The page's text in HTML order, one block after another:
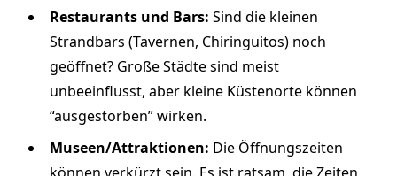
Restaurants und Bars: Sind die kleinen
Strandbars (Tavernen, Chiringuitos) noch
geöffnet? Große Städte sind meist
unbeeinflusst, aber kleine Küstenorte können
“ausgestorben” wirken.
Museen/Attraktionen: Die Öffnungszeiten
können verkürzt sein. Es ist ratsam, die Zeiten